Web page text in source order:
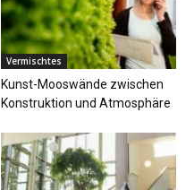
Vermischtes
Kunst-Mooswände zwischen
Konstruktion und Atmosphäre